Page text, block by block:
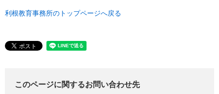
利根教育事務所のトップページへ戻る
このページに関するお問い合わせ先